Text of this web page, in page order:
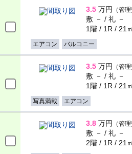
3.5 万円 （管
敷 － / 礼 －
1階 / 1R / 21
エアコン バルコニー
3.5 万円 （管
敷 － / 礼 －
1階 / 1R / 21
写真満載 エアコン
3.8 万円 （管
敷 － / 礼 －
2階 / 1R / 21